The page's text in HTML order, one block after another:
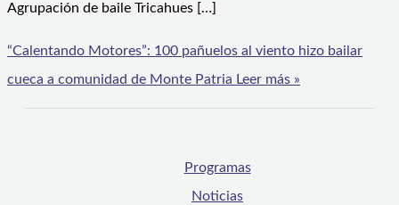
Agrupación de baile Tricahues […]
“Calentando Motores”: 100 pañuelos al viento hizo bailar
cueca a comunidad de Monte Patria Leer más »
Programas
Noticias